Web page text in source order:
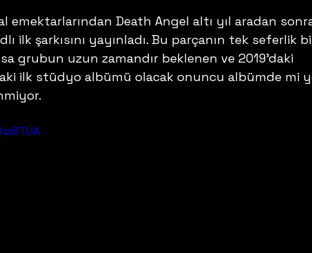
emektarlarından Death Angel altı yıl aradan
ilk şarkısını yayınladı. Bu parçanın tek seferlik
grubun uzun zamandır beklenen ve 2019'daki
ilk stüdyo albümü olacak onuncu albümde mi